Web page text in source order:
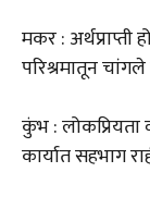
मकर : अर्थप्राप्ती
परिश्रमातून
कुंभ : लोकप्रियता
कार्यात सहभाग